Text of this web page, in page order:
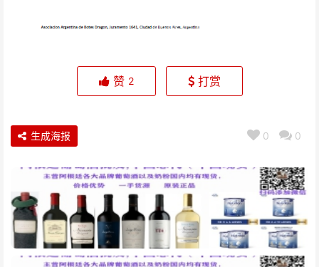
赞 2 打赏
0 0
生成海报